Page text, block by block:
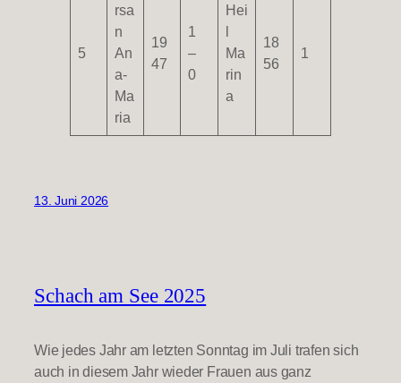
5
rsa
n
An
a-
Ma
ria
19
47
1
–
0
Hei
l
Ma
rin
a
18
56
1
13. Juni 2026
Schach am See 2025
Wie jedes Jahr am letzten Sonntag im Juli trafen sich
auch in diesem Jahr wieder Frauen aus ganz